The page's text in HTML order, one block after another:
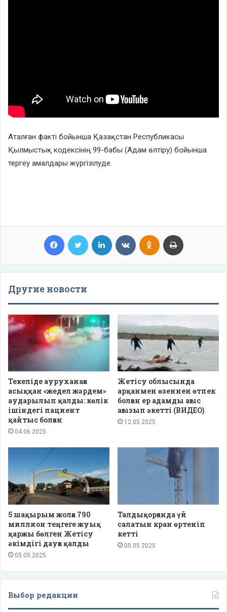
Аталған факті бойынша Қазақстан Республикасы
Қылмыстық кодексінің 99-бабы (Адам өлтіру) бойынша
тергеу амалдары жүргізілуде.
Facebook Twitter LinkedIn VKontakteOdnoklassniki
Другие новости
Текеліде ауруханаға
асыққан «жедел жәрдем»
аударылып қалды: көлік
ішіндегі пациент
қайтыс болған
04.06.2025
Жетісу облысында
арқанмен өзеннен өтпек
болған ер адамды ағыс
ағызып әкетті (ВИДЕО)
12.05.2025
5 шақырым жолға 790
миллион теңгеге жуық
қаржы бөлген Жетісу
әкімдігі дауға қалды
05.05.2025
Талдықорғанда үй
салатын кран өртеніп
кетті
05.05.2025
Выбор редакции